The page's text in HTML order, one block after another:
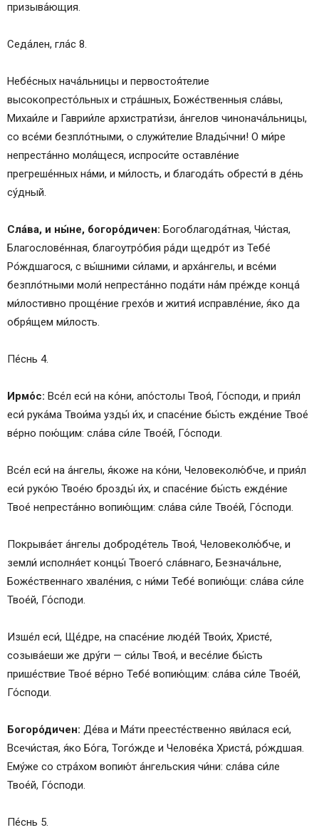
призыва́ющия.
Седа́лен, гла́с 8.
Небе́сных нача́льницы и первостоя́телие
высокопресто́льных и стра́шных, Боже́ственныя сла́вы,
Михаи́ле и Гаврии́ле архистрати́зи, а́нгелов чинонача́льницы,
со все́ми безпло́тными, о служи́телие Влады́чни! О ми́ре
непреста́нно моля́щеся, испроси́те оставле́ние
прегреше́нных на́ми, и ми́лость, и благода́ть обрести́ в де́нь
су́дный.
Сла́ва, и ны́не, богоро́дичен: Богоблагода́тная, Чи́стая,
Благослове́нная, благоутро́бия ра́ди щедро́т из Тебе́
Ро́ждшагося, с вы́шними си́лами, и арха́нгелы, и все́ми
безпло́тными моли́ непреста́нно пода́ти на́м пре́жде конца́
ми́лостивно проще́ние грехо́в и жития́ исправле́ние, я́ко да
обря́щем ми́лость.
Пе́снь 4.
Ирмо́с: Все́л еси́ на ко́ни, апо́столы Твоя́, Го́споди, и прия́л
еси́ рука́ма Твои́ма узды́ и́х, и спасе́ние бы́сть ежде́ние Твое́
ве́рно пою́щим: сла́ва си́ле Твое́й, Го́споди.
Все́л еси́ на а́нгелы, я́коже на ко́ни, Человеколю́бче, и прия́л
еси́ руко́ю Твое́ю брозды́ и́х, и спасе́ние бы́сть ежде́ние
Твое́ непреста́нно вопию́щим: сла́ва си́ле Твое́й, Го́споди.
Покрыва́ет а́нгелы доброде́тель Твоя́, Человеколю́бче, и
земли́ исполня́ет концы́ Твоего́ сла́внаго, Безнача́льне,
Боже́ственнаго хвале́ния, с ни́ми Тебе́ вопию́щи: сла́ва си́ле
Твое́й, Го́споди.
Изше́л еси́, Ще́дре, на спасе́ние люде́й Твои́х, Христе́,
созыва́еши же дру́ги — си́лы Твоя́, и весе́лие бы́сть
прише́ствие Твое́ ве́рно Тебе́ вопию́щим: сла́ва си́ле Твое́й,
Го́споди.
Богоро́дичен: Де́ва и Ма́ти преесте́ственно яви́лася еси́,
Всечи́стая, я́ко Бо́га, Того́жде и Челове́ка Христа́, ро́ждшая.
Ему́же со стра́хом вопию́т а́нгельския чи́ни: сла́ва си́ле
Твое́й, Го́споди.
Пе́снь 5.